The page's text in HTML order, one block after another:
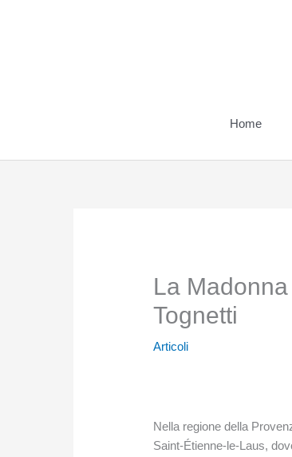
Home
La
Tognetti
Articoli
Nella regione della
Saint-Étienne-le-Laus,